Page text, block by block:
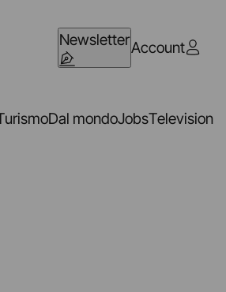
NewsletterAccount
Dal mondoJobsTelevision